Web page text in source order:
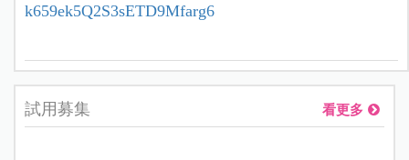
k659ek5Q2S3sETD9Mfarg6
試用募集 看更多